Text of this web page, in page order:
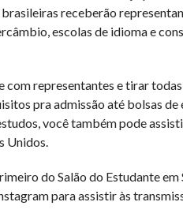
receberão
escolas de idioma e
com representantes e tirar
pra admissão até bolsas
você também pode
Unidos.
do Salão do Estudante em
para assistir às